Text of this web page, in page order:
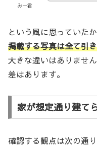
みー君
という風に思っていた
掲載する写真は全て引
大きな違いはありませ
差はあります。
家が想定通り建て
確認する観点は次の通り